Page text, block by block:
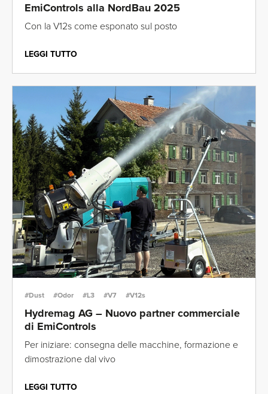
EmiControls alla NordBau 2025
Con la V12s come esponato sul posto
LEGGI TUTTO
#Dust #Odor #L3 #V7 #V12s
Hydremag AG – Nuovo partner commerciale
di EmiControls
Per iniziare: consegna delle macchine, formazione e
dimostrazione dal vivo
LEGGI TUTTO